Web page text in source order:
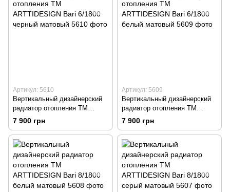
Артикул: 5610
Вертикальный дизайнерский
радиатор отопления TM
ARTTIDESIGN Bari 6/1800
черный матовый
7 900 грн
Артикул: 5609
Вертикальный дизайнерский
радиатор отопления TM
ARTTIDESIGN Bari 6/1800
белый матовый
7 900 грн